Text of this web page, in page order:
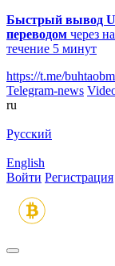
Быстрый вывод
переводом через
течение 5 минут
https://t.me/
Telegram-news
ru
Русский
English
Войти Регистрация